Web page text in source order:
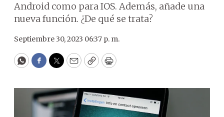
Android como para IOS. Además, añade una
nueva función. ¿De qué se trata?
Septiembre 30, 2023 06:37 p. m.
WhatsApp
Facebook
Twitter
EmailCopyPrint